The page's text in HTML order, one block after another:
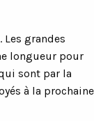
grandes
longueur pour
sont par la
à la prochaine